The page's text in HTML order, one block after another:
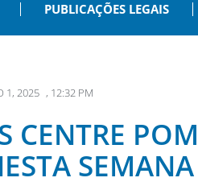
PUBLICAÇÕES LEGAIS
1, 2025 , 12:32 PM
CENTRE
SEMANA